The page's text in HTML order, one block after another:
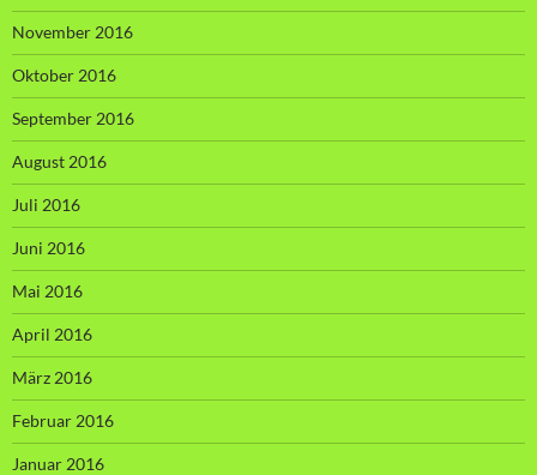
November 2016
Oktober 2016
September 2016
August 2016
Juli 2016
Juni 2016
Mai 2016
April 2016
März 2016
Februar 2016
Januar 2016